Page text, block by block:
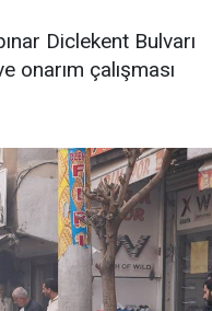
Diclekent Bulvarı
onarım çalışması